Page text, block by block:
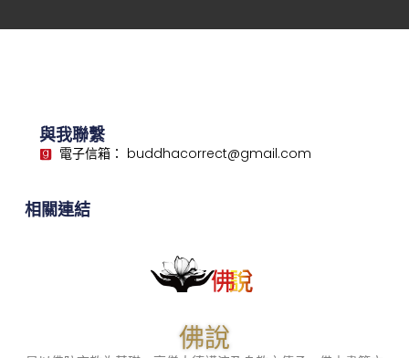
佛說
與我聯繫
電子信箱： buddhacorrect@gmail.com
相關連結